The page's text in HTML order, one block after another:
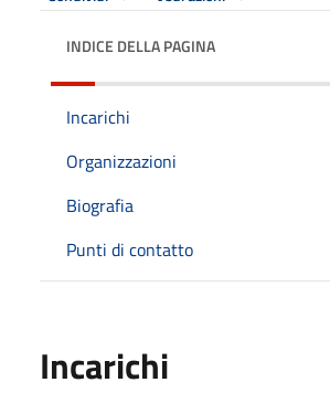
INDICE DELLA PAGINA
Incarichi
Organizzazioni
Biografia
Punti di contatto
Incarichi